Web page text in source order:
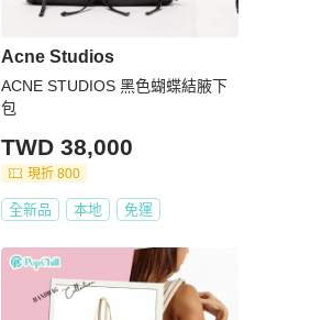
Acne Studios
ACNE STUDIOS 黑色蝴蝶結腋下
包
TWD 38,000
現折 800
全新品 本地 免運